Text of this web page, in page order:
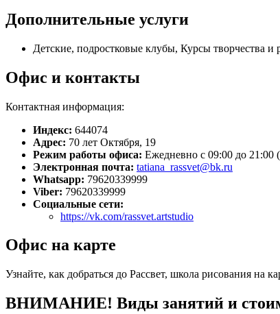
Дополнительные услуги
Детские, подростковые клубы, Курсы творчества и
Офис и контакты
Контактная информация:
Индекс: 644074
Адрес: 70 лет Октября, 19
Режим работы офиса: Ежедневно с 09:00 до 21:00
Электронная почта: tatiana_rassvet@bk.ru
Whatsapp: 79620339999
Viber: 79620339999
Социальные сети:
https://vk.com/rassvet.artstudio
Офис на карте
Узнайте, как добраться до Рассвет, школа рисования на
ВНИМАНИЕ! Виды занятий и